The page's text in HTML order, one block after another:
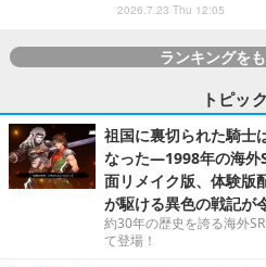
2026.7.23 Thu 12:05
ランキングを
トピッ
祖国に裏切られた騎士
なった―1998年の海外
面リメイク版、体験版
が駆ける異色の戦記が
約30年の歴史を誇る海外
て登場！